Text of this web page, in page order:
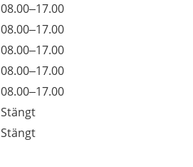
08.00–17.00
08.00–17.00
08.00–17.00
08.00–17.00
08.00–17.00
Stängt
Stängt